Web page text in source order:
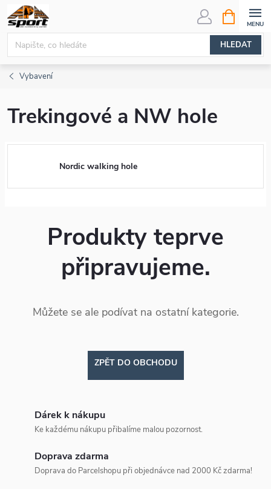
Přejít
na
obsah
HLEDAT
NÁKUPNÍ
KOŠÍK
Vybavení
Trekingové a NW hole
Nordic walking hole
Produkty teprve
připravujeme.
Můžete se ale podívat na ostatní kategorie.
ZPĚT DO OBCHODU
Dárek k nákupu
Ke každému nákupu přibalíme malou pozornost.
Doprava zdarma
Doprava do Parcelshopu při objednávce nad 2000 Kč zdarma!